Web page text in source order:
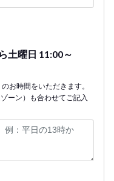
土曜日 11:00～
お時間をいただきます。
ーン）も合わせてご記入